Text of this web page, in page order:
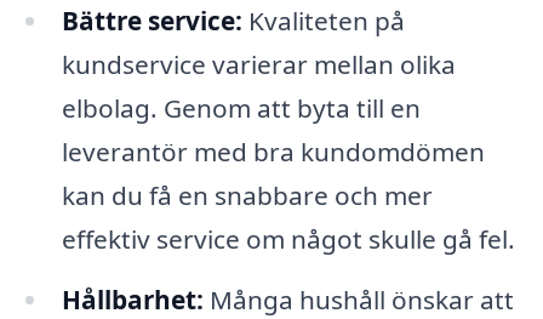
Bättre service: Kvaliteten på
kundservice varierar mellan olika
elbolag. Genom att byta till en
leverantör med bra kundomdömen
kan du få en snabbare och mer
effektiv service om något skulle gå fel.
Hållbarhet: Många hushåll önskar att